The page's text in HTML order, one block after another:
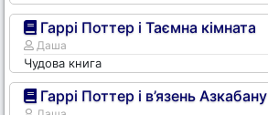
Гаррі Поттер і Таємна кімната
Даша
Чудова книга
Гаррі Поттер і в’язень Азкабану